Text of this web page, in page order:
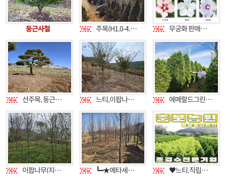
둥근사철 주목(H1.0-4.0)주목(토피어리)둥근주목(W0.6-2.0)복자기,스잣,서부해당화,겹벗,매실,자엽자두,화살나무(외대),메타,설중매,팥배,산수,산딸,목련,칠엽수,꽃사과,산사,계수,층층,산벗,왕벗,대왕,복자기,모감주,둥근소나무,오엽송,다간마가목,구상나무,전나무,조형소나무,단풍나무,서양측백,측백나무,에메랄드그린,블루엔젤,블루아이스,금송판매 무궁화 판매합니다.
선주목, 둥근주목, 에메랄드그린, 왕벚나무, 반송, 소나무조형, 단풍나무, 능소화 판매합니다. 느티,이팝나무 A급 에메랄드그린 4.0m(1.2~4.0m 전규격 판매)
이팝나무(지하고 1m70/R10~R18) 판매합니다. ┗━★메타세콰이아 8점 급매 / 교목,관목 하자목 전문 ♥느티.직립느티.산수유.단풍.주목.측백.적송.스트로브잣.블루애로우.백자작♥